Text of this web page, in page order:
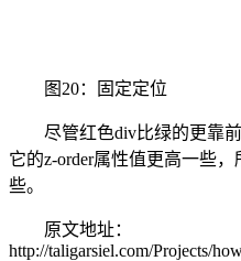
图20：固定定位
尽管红色div比绿的更靠
它的z-order属性值更高一些
些。
原文地址：
http://taligarsiel.com/Projects/